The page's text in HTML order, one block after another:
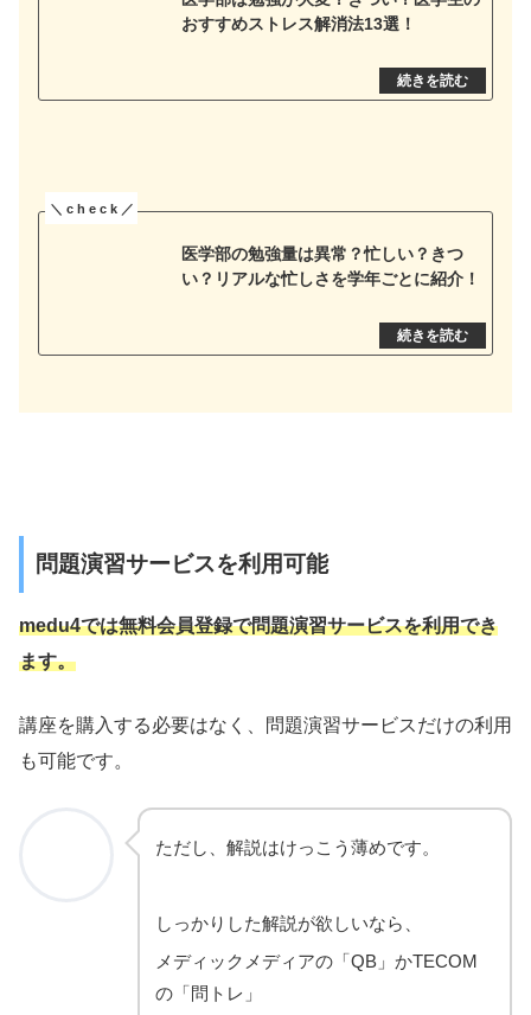
おすすめストレス解消法13選！
医学部の勉強量は異常？忙しい？きつ
い？リアルな忙しさを学年ごとに紹介！
問題演習サービスを利用可能
medu4では無料会員登録で問題演習サービスを利用でき
ます。
講座を購入する必要はなく、問題演習サービスだけの利用
も可能です。
ただし、解説はけっこう薄めです。
しっかりした解説が欲しいなら、
メディックメディアの「QB」かTECOM
の「問トレ」